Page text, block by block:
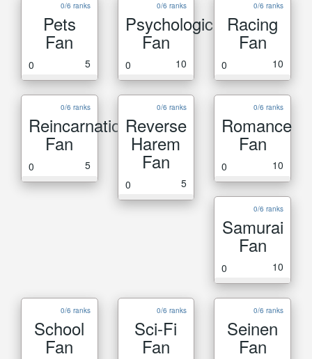
0/6 ranks
Pets
Fan
0 5
0/6 ranks
Psychological
Fan
0 10
0/6 ranks
Racing
Fan
0 10
0/6 ranks
Reincarnation
Fan
0 5
0/6 ranks
Reverse
Harem
Fan
0 5
0/6 ranks
Romance
Fan
0 10
0/6 ranks
Samurai
Fan
0 10
0/6 ranks
School
Fan
0/6 ranks
Sci-Fi
Fan
0/6 ranks
Seinen
Fan